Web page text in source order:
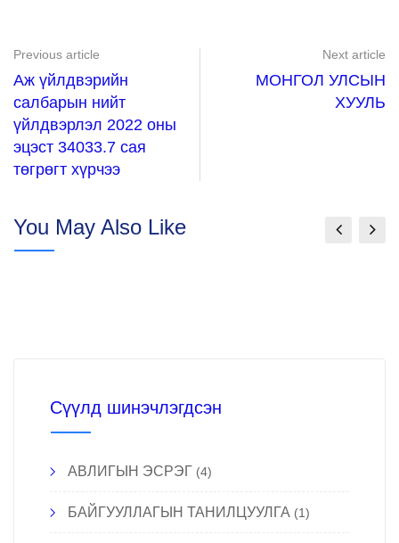
Previous article
Аж үйлдвэрийн
салбарын нийт
үйлдвэрлэл 2022 оны
эцэст 34033.7 сая
төгрөгт хүрчээ
Next article
МОНГОЛ УЛСЫН
ХУУЛЬ
You May Also Like
Сүүлд шинэчлэгдсэн
АВЛИГЫН ЭСРЭГ (4)
БАЙГУУЛЛАГЫН ТАНИЛЦУУЛГА (1)